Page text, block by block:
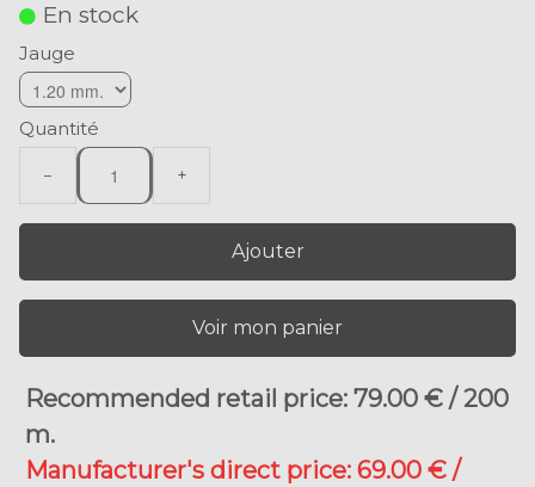
En stock
Jauge
Quantité
− +
Ajouter
Voir mon panier
Recommended retail price: 79.00 € / 200
m.
Manufacturer's direct price: 69.00 € /